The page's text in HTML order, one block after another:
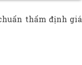
thẩm định giá